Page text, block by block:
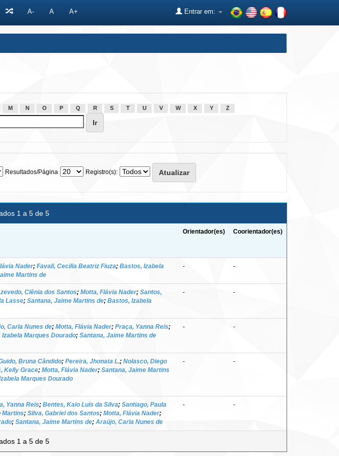
A- A A+ Entrar em:
M N O P Q R S T U V W X Y Z
Resultados/Página Registro(s):
1 a 5 de 5
Orientador(es) Coorientador(es)
Nader; Favali, Cecilia Beatriz Fiuza; Bastos, Izabela
Martins de
- -
Clênia dos Santos; Motta, Flávia Nader; Santos,
Lasse; Santana, Jaime Martins de; Bastos, Izabela
- -
Carla Nunes de; Motta, Flávia Nader; Praça, Yanna Reis;
Marques Dourado; Santana, Jaime Martins de
- -
Bruna Cândido; Pereira, Jhonata L.; Nolasco, Diego
Kelly Grace; Motta, Flávia Nader; Santana, Jaime Martins
Marques Dourado
- -
Yanna Reis; Bentes, Kaio Luís da Silva; Santiago, Paula
Martins; Silva, Gabriel dos Santos; Motta, Flávia Nader;
; Santana, Jaime Martins de; Araújo, Carla Nunes de
- -
1 a 5 de 5